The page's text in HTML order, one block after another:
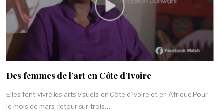
Des femmes de l’art en Côte d’Ivoire
Elles font vivre les arts visuels en Côte d’Ivoire et en Afrique Pour
le mois de mars, retour sur trois…